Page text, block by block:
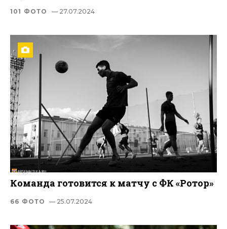
101 ФОТО — 27.07.2024
Команда готовится к матчу с ФК «Ротор»
66 ФОТО — 25.07.2024